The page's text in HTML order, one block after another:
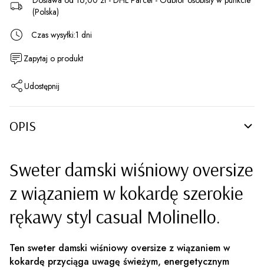
(Polska)
Czas wysyłki:1 dni
Zapytaj o produkt
Udostępnij
OPIS
Sweter damski wiśniowy oversize
z wiązaniem w kokardę szerokie
rękawy styl casual Molinello.
Ten sweter damski wiśniowy oversize z wiązaniem w
kokardę przyciąga uwagę świeżym, energetycznym